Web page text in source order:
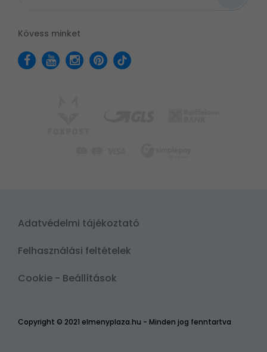
Kövess minket
Copyright © 2021 elmenyplaza.hu - Minden jog fenntartva
Adatvédelmi tájékoztató
Felhasználási feltételek
Cookie - Beállítások